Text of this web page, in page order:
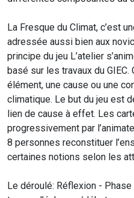
La Fresque du Climat, c’est
adressée aussi bien aux
principe du jeu L’atelier
basé sur les travaux du
élément, une cause ou une
climatique. Le but du jeu est
lien de cause à effet. Les
progressivement par
8 personnes reconstituer
certaines notions selon les
Le déroulé: Réflexion -